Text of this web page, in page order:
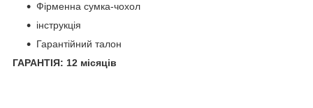
Фірменна сумка-чохол
інструкція
Гарантійний талон
ГАРАНТІЯ: 12 місяців